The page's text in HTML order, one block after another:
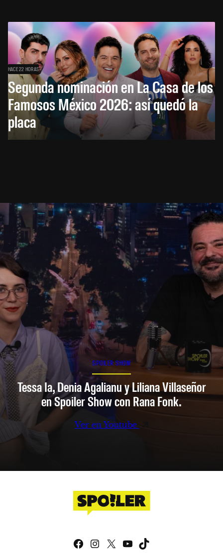
HACE 22 HORAS
Segunda nominación en La Casa de los
Famosos México 2026: así quedó la
placa
SPOILER SHOW
Tessa Ia, Denia Agalianu y Liliana Villaseñor
en Spoiler Show con Rana Fonk.
Ver en Youtube
Facebook
Instagram
X YouTube